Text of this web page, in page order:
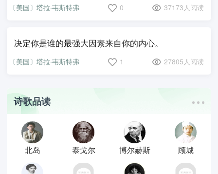
〔美国〕塔拉·韦斯特弗 0 37173人阅读
决定你是谁的最强大因素来自你的内心。
〔美国〕塔拉·韦斯特弗 1 27805人阅读
诗歌品读
北岛 泰戈尔 博尔赫斯 顾城